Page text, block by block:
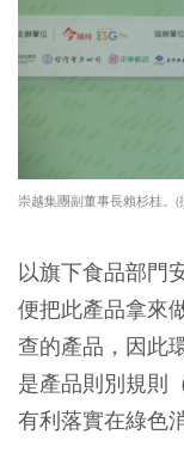
崇越集團副董事長賴杉桂。(
以旗下食品部門
便把此產品拿來
查的產品，因此
是產品則別規則
有利落實在綠色